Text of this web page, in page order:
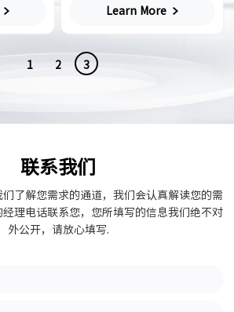
Learn More
1 2 3
联系我们
了解您需求的通道，我们会认真解读您的需
理电话联系您，您所填写的信息我们绝不对
外公开，请放心填写.